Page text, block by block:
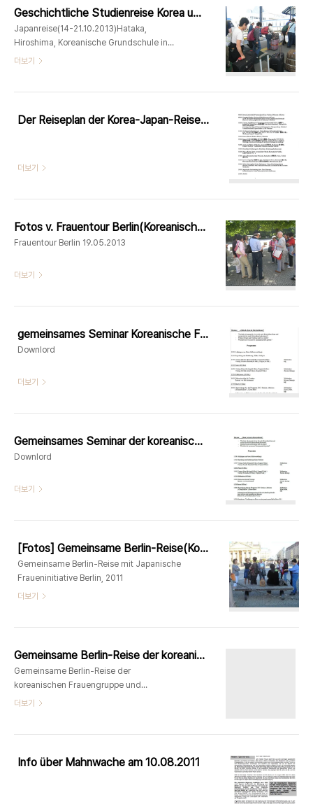
Uldolmok in Jindo, Mihyangsa Tempel in
Haenam, Busan
Geschichtliche Studienreise Korea und Japan(Koreanische Frauengruppe u. Japanische Fraueninitiative gemeinsam)
Japanreise(14-21.10.2013)Hataka,
Hiroshima, Koreanische Grundschule in
Osaka, Tempel Horyuji, Asukaji in
Tomiyama, Ginjza, Shinjuku, Women´s
Active Museum on War and Peace,
더보기
Der Reiseplan der Korea-Japan-Reise(06-21.10 2013)
더보기
Fotos v. Frauentour Berlin(Koreanische Frauengruppe und Japanische Fraueninitiative)
Frauentour Berlin 19.05.2013
더보기
gemeinsames Seminar Koreanische Frauengruppe+Japanische Fraueninitiative 03.11.2012
Downlord
더보기
Gemeinsames Seminar der koreanischen Frauengruppe+ japanischen Fraueninitiative - 03.11.2012
Downlord
더보기
[Fotos] Gemeinsame Berlin-Reise(Koreanische Frauengruppe und Japanische Fraueninitiative)
Gemeinsame Berlin-Reise mit Japanische
Fraueninitiative Berlin, 2011
더보기
Gemeinsame Berlin-Reise der koreanischen Frauengruppe und japanische Fraueninitiative Berlin v. 30. 9.- 3. 10. 2011
Gemeinsame Berlin-Reise der
koreanischen Frauengruppe und
japanische Fraueninitiative Berlin v. 30.
Str.84 Tel.: 030-243 24 549) 1. 10. (Sa)
10:00 – 11:30 Frauenhistorischer
더보기
Info über Mahnwache am 10.08.2011